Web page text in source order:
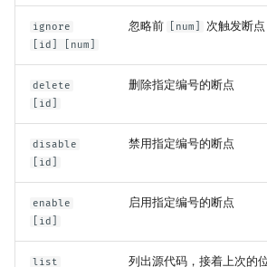
ignore
[id] [num]
忽略前 [num] 次触发断点
delete
[id]
删除指定编号的断点
disable
[id]
禁用指定编号的断点
enable
[id]
启用指定编号的断点
list
列出源代码，接着上次的